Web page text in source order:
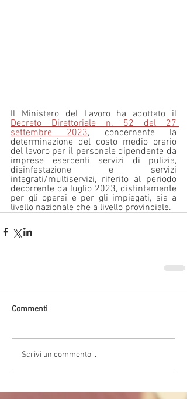
Decreto Direttoriale n. 52 del 27
settembre 2023, concernente la
determinazione del costo medio orario
del lavoro per il personale dipendente da
imprese esercenti servizi di pulizia,
disinfestazione e servizi
integrati/multiservizi, riferito al periodo
decorrente da luglio 2023, distintamente
per gli operai e per gli impiegati, sia a
livello nazionale che a livello provinciale.
Commenti
Scrivi un commento...